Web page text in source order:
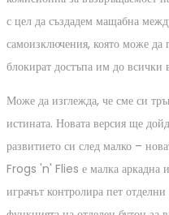
с цел да създадем мащабна
самоизключения, която може да
блокират достъпа им до всички
Може да изглежда, че сме си
истината. Новата версия ще
развитието си след малко –
Frogs 'n' Flies е малка аркадна
играчът контролира пет